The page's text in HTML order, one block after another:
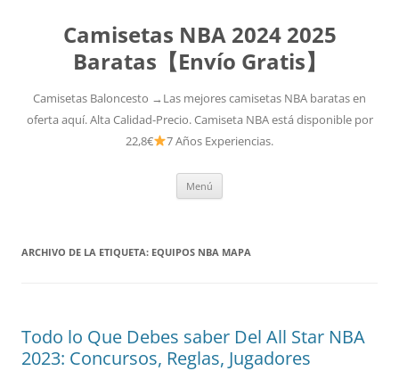
Camisetas NBA 2024 2025
Baratas【Envío Gratis】
Camisetas Baloncesto →Las mejores camisetas NBA baratas en
oferta aquí. Alta Calidad-Precio. Camiseta NBA está disponible por
22,8€
7 Años Experiencias.
Menú
ARCHIVO DE LA ETIQUETA: EQUIPOS NBA MAPA
Todo lo Que Debes saber Del All Star NBA
2023: Concursos, Reglas, Jugadores